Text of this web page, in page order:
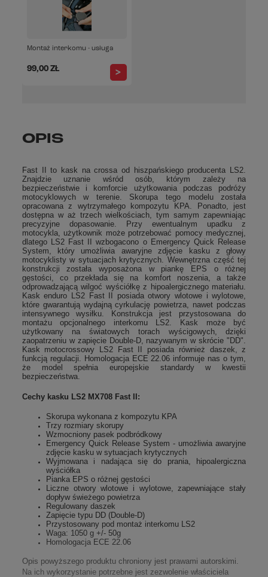
Montaż interkomu - usługa
99,00 ZŁ
OPIS
Fast II to kask na crossa od hiszpańskiego producenta LS2.
Znajdzie uznanie wśród osób, którym zależy na
bezpieczeństwie i komforcie użytkowania podczas podróży
motocyklowych w terenie. Skorupa tego modelu została
opracowana z wytrzymałego kompozytu KPA. Ponadto, jest
dostępna w aż trzech wielkościach, tym samym zapewniając
precyzyjne dopasowanie. Przy ewentualnym upadku z
motocykla, użytkownik może potrzebować pomocy medycznej,
dlatego LS2 Fast II wzbogacono o Emergency Quick Release
System, który umożliwia awaryjne zdjęcie kasku z głowy
motocyklisty w sytuacjach krytycznych. Wewnętrzna część tej
konstrukcji została wyposażona w piankę EPS o różnej
gęstości, co przekłada się na komfort noszenia, a także
odprowadzającą wilgoć wyściółkę z hipoalergicznego materiału.
Kask enduro LS2 Fast II posiada otwory wlotowe i wylotowe,
które gwarantują wydajną cyrkulację powietrza, nawet podczas
intensywnego wysiłku. Konstrukcja jest przystosowana do
montażu opcjonalnego interkomu LS2. Kask może być
użytkowany na światowych torach wyścigowych, dzięki
zaopatrzeniu w zapięcie Double-D, nazywanym w skrócie "DD".
Kask motocrossowy LS2 Fast II posiada również daszek, z
funkcją regulacji. Homologacja ECE 22.06 informuje nas o tym,
że model spełnia europejskie standardy w kwestii
bezpieczeństwa.
Cechy kasku LS2 MX708 Fast II:
Skorupa wykonana z kompozytu KPA
Trzy rozmiary skorupy
Wzmocniony pasek podbródkowy
Emergency Quick Release System - umożliwia awaryjne
zdjęcie kasku w sytuacjach krytycznych
Wyjmowana i nadająca się do prania, hipoalergiczna
wyściółka
Pianka EPS o różnej gęstości
Liczne otwory wlotowe i wylotowe, zapewniające stały
dopływ świeżego powietrza
Regulowany daszek
Zapięcie typu DD (Double-D)
Przystosowany pod montaż interkomu LS2
Waga: 1050 g +/- 50g
Homologacja ECE 22.06
Opis powyższego produktu chroniony jest prawami autorskimi.
Na ich wykorzystanie potrzebne jest zezwolenie właściciela